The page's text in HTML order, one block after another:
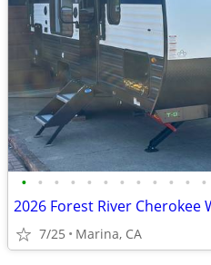
• • • • • • • • • • • •
2026 Forest River Cherokee
7/25 Marina, CA